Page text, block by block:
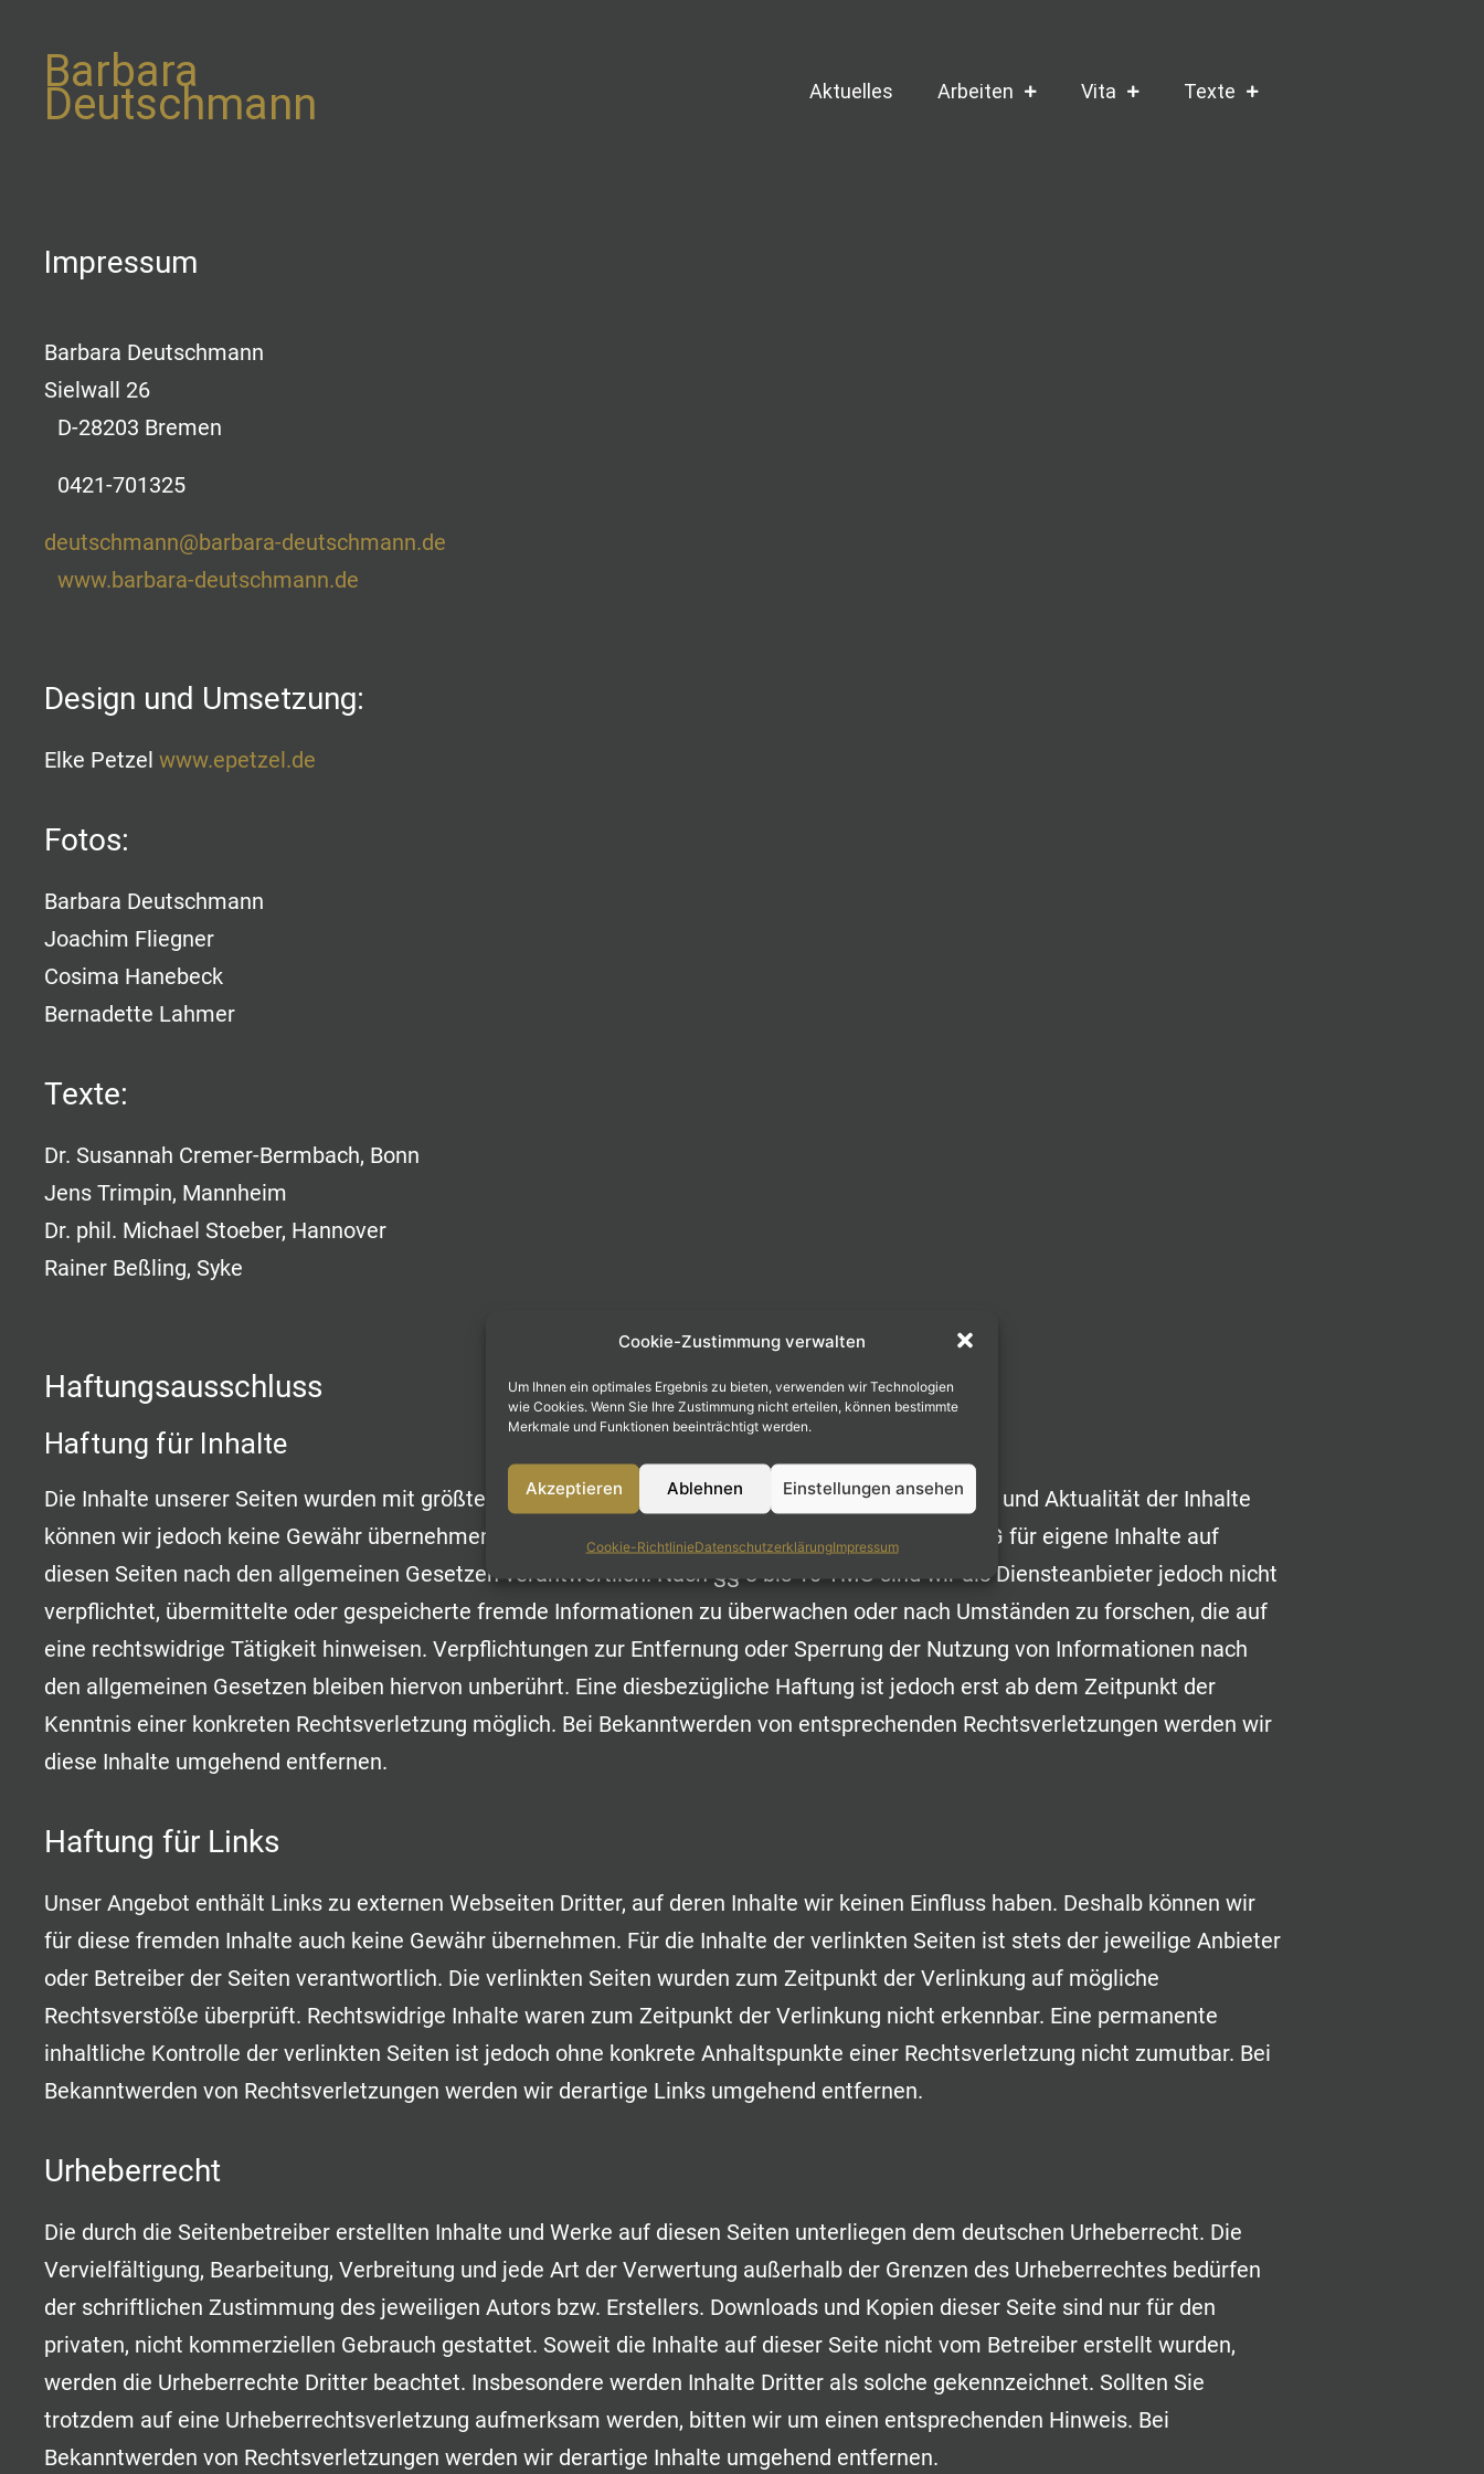
Cookie-Zustimmung verwalten
Um Ihnen ein optimales Ergebnis zu bieten, verwenden wir Technologien
wie Cookies. Wenn Sie Ihre Zustimmung nicht erteilen, können bestimmte
Merkmale und Funktionen beeinträchtigt werden.
Akzeptieren Ablehnen Einstellungen ansehen
Cookie-RichtlinieDatenschutzerklärungImpressum
Barbara
Deutschmann Aktuelles Arbeiten Vita Texte
Impressum
Barbara Deutschmann
Sielwall 26
D-28203 Bremen
0421-701325
deutschmann@barbara-deutschmann.de
www.barbara-deutschmann.de
Design und Umsetzung:
Elke Petzel www.epetzel.de
Fotos:
Barbara Deutschmann
Joachim Fliegner
Cosima Hanebeck
Bernadette Lahmer
Texte:
Dr. Susannah Cremer-Bermbach, Bonn
Jens Trimpin, Mannheim
Dr. phil. Michael Stoeber, Hannover
Rainer Beßling, Syke
Haftungsausschluss
Haftung für Inhalte
Die Inhalte unserer Seiten wurden mit größter Sorgfalt erstellt. Für die Richtigkeit, Vollständigkeit und Aktualität der Inhalte
können wir jedoch keine Gewähr übernehmen. Als Diensteanbieter sind wir gemäß § 7 Abs.1 TMG für eigene Inhalte auf
diesen Seiten nach den allgemeinen Gesetzen verantwortlich. Nach §§ 8 bis 10 TMG sind wir als Diensteanbieter jedoch nicht
verpflichtet, übermittelte oder gespeicherte fremde Informationen zu überwachen oder nach Umständen zu forschen, die auf
eine rechtswidrige Tätigkeit hinweisen. Verpflichtungen zur Entfernung oder Sperrung der Nutzung von Informationen nach
den allgemeinen Gesetzen bleiben hiervon unberührt. Eine diesbezügliche Haftung ist jedoch erst ab dem Zeitpunkt der
Kenntnis einer konkreten Rechtsverletzung möglich. Bei Bekanntwerden von entsprechenden Rechtsverletzungen werden wir
diese Inhalte umgehend entfernen.
Haftung für Links
Unser Angebot enthält Links zu externen Webseiten Dritter, auf deren Inhalte wir keinen Einfluss haben. Deshalb können wir
für diese fremden Inhalte auch keine Gewähr übernehmen. Für die Inhalte der verlinkten Seiten ist stets der jeweilige Anbieter
oder Betreiber der Seiten verantwortlich. Die verlinkten Seiten wurden zum Zeitpunkt der Verlinkung auf mögliche
Rechtsverstöße überprüft. Rechtswidrige Inhalte waren zum Zeitpunkt der Verlinkung nicht erkennbar. Eine permanente
inhaltliche Kontrolle der verlinkten Seiten ist jedoch ohne konkrete Anhaltspunkte einer Rechtsverletzung nicht zumutbar. Bei
Bekanntwerden von Rechtsverletzungen werden wir derartige Links umgehend entfernen.
Urheberrecht
Die durch die Seitenbetreiber erstellten Inhalte und Werke auf diesen Seiten unterliegen dem deutschen Urheberrecht. Die
Vervielfältigung, Bearbeitung, Verbreitung und jede Art der Verwertung außerhalb der Grenzen des Urheberrechtes bedürfen
der schriftlichen Zustimmung des jeweiligen Autors bzw. Erstellers. Downloads und Kopien dieser Seite sind nur für den
privaten, nicht kommerziellen Gebrauch gestattet. Soweit die Inhalte auf dieser Seite nicht vom Betreiber erstellt wurden,
werden die Urheberrechte Dritter beachtet. Insbesondere werden Inhalte Dritter als solche gekennzeichnet. Sollten Sie
trotzdem auf eine Urheberrechtsverletzung aufmerksam werden, bitten wir um einen entsprechenden Hinweis. Bei
Bekanntwerden von Rechtsverletzungen werden wir derartige Inhalte umgehend entfernen.